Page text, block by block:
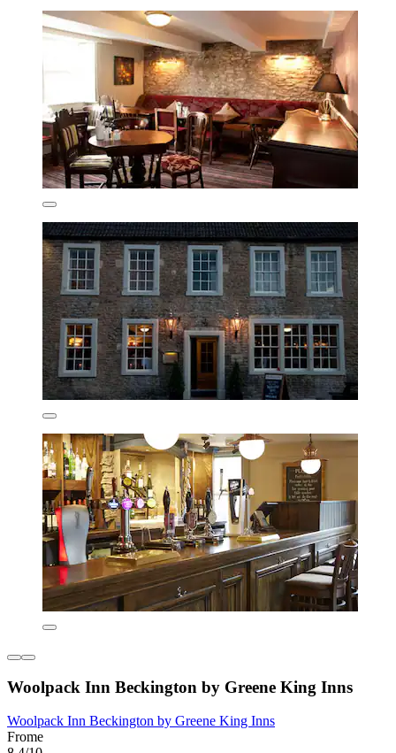
Woolpack Inn Beckington by Greene King Inns
Woolpack Inn Beckington by Greene King Inns
Frome